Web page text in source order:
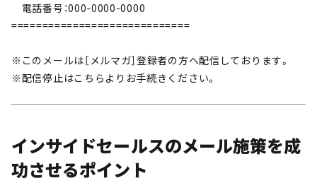
電話番号：000-0000-0000
=============================
※このメールは［メルマガ］登録者の方へ配信しております。
※配信停止はこちらよりお手続きください。
インサイドセールスのメール施策を成
功させるポイント